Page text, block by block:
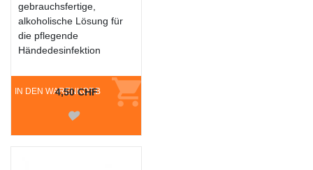
gebrauchsfertige,
alkoholische Lösung für
die pflegende
Händedesinfektion
IN DEN WARENKORB
4,50 CHF